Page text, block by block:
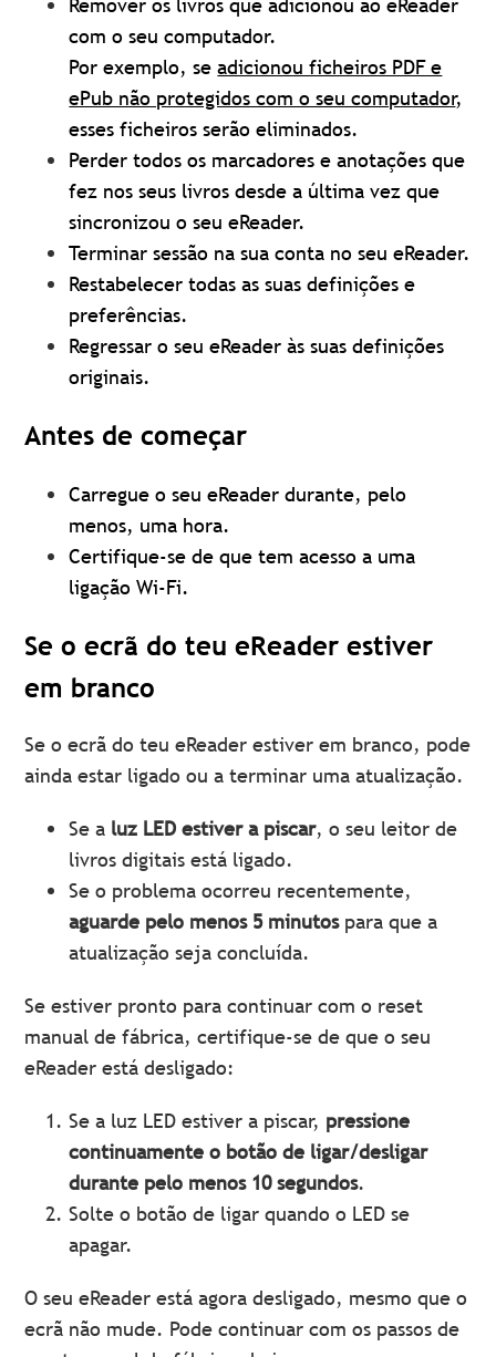
Remover os livros que adicionou ao eReader
com o seu computador.
Por exemplo, seadicionou ficheiros PDF e
ePub não protegidos com o seu computador,
esses ficheiros serão eliminados.
Perder todos os marcadores e anotações que
fez nos seus livros desde a última vez que
sincronizou o seu eReader.
Terminar sessão na sua conta no seu eReader.
Restabelecer todas as suas definições e
preferências.
Regressar o seu eReader às suas definições
originais.
Antes de começar
Carregue o seu eReader durante, pelo
menos, uma hora.
Certifique-se de que tem acesso a uma
ligação Wi-Fi.
Se o ecrã do teu eReader estiver
em branco
Se o ecrã do teu eReader estiver em branco, pode
ainda estar ligado ou a terminar uma atualização.
Se a luz LED estiver a piscar, o seu leitor de
livros digitais está ligado.
Se o problema ocorreu recentemente,
aguarde pelo menos 5 minutospara que a
atualização seja concluída.
Se estiver pronto para continuar com o reset
manual de fábrica, certifique-se de que o seu
eReader está desligado:
Se a luz LED estiver a piscar, pressione
continuamente o botão de ligar/desligar
durante pelo menos 10 segundos.
Solte o botão de ligar quando o LED se
apagar.
O seu eReader está agora desligado, mesmo que o
ecrã não mude. Pode continuar com os passos de